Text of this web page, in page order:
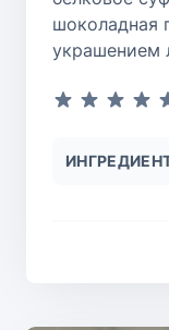
шоколадная
украшением